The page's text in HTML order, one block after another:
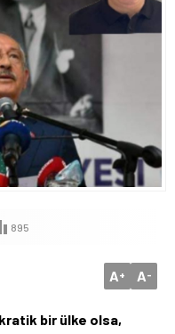
895
A+ A-
bir ülke olsa,